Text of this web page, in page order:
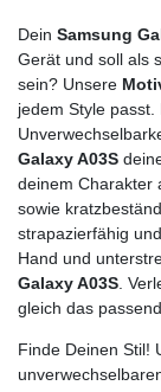
Dein Samsung
Gerät und soll als
sein? Unsere
jedem Style
Galaxy A03S
deinem Charakter
sowie
strapazierfähig
Hand und
Galaxy A03S .
gleich das
Finde Deinen Stil!